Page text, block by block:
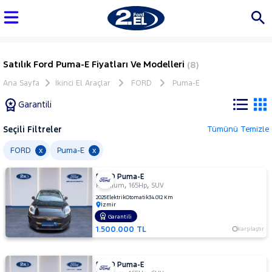
Satılık Ford Puma-E Fiyatları Ve Modelleri (8)
Ana Sayfa İkinci El Araçlar FORD Puma-E
Garantili
Tüm
Araçlar
AUDI
BMC
BMW
BYD
Seçili Filtreler Tümünü Temizle
FORD x Puma-E x
FORD Puma-E
Premium,165Hp, SUV
2025ElektrikOtomatik34.012 Km
İzmir
1.500.000 TL Karşılaştır
Garantili
FORD Puma-E